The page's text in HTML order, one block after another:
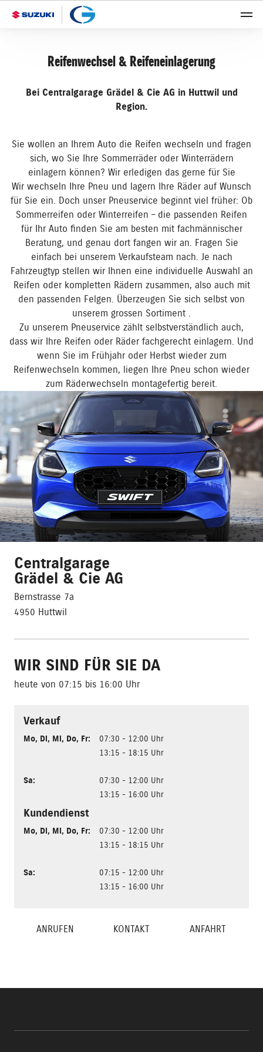
Reifenwechsel & Reifeneinlagerung
Bei Centralgarage Grädel & Cie AG in Huttwil und
Region.
Sie wollen an Ihrem Auto die Reifen wechseln und fragen
sich, wo Sie Ihre Sommerräder oder Winterrädern
einlagern können? Wir erledigen das gerne für Sie
Wir wechseln Ihre Pneu und lagern Ihre Räder auf Wunsch
für Sie ein. Doch unser Pneuservice beginnt viel früher: Ob
Sommerreifen oder Winterreifen – die passenden Reifen
für Ihr Auto finden Sie am besten mit fachmännischer
Beratung, und genau dort fangen wir an. Fragen Sie
einfach bei unserem Verkaufsteam nach. Je nach
Fahrzeugtyp stellen wir Ihnen eine individuelle Auswahl an
Reifen oder kompletten Rädern zusammen, also auch mit
den passenden Felgen. Überzeugen Sie sich selbst von
unserem grossen Sortiment .
Zu unserem Pneuservice zählt selbstverständlich auch,
dass wir Ihre Reifen oder Räder fachgerecht einlagern. Und
wenn Sie im Frühjahr oder Herbst wieder zum
Reifenwechseln kommen, liegen Ihre Pneu schon wieder
zum Räderwechseln montagefertig bereit.
Centralgarage
Grädel & Cie AG
Bernstrasse 7a
4950 Huttwil
WIR SIND FÜR SIE DA
heute von 07:15 bis 16:00 Uhr
Verkauf
Mo, Di, Mi, Do, Fr:
07:30 - 12:00 Uhr
13:15 - 18:15 Uhr
Sa:
07:30 - 12:00 Uhr
13:15 - 16:00 Uhr
Kundendienst
Mo, Di, Mi, Do, Fr:
07:30 - 12:00 Uhr
13:15 - 18:15 Uhr
Sa:
07:15 - 12:00 Uhr
13:15 - 16:00 Uhr
ANRUFEN KONTAKT ANFAHRT